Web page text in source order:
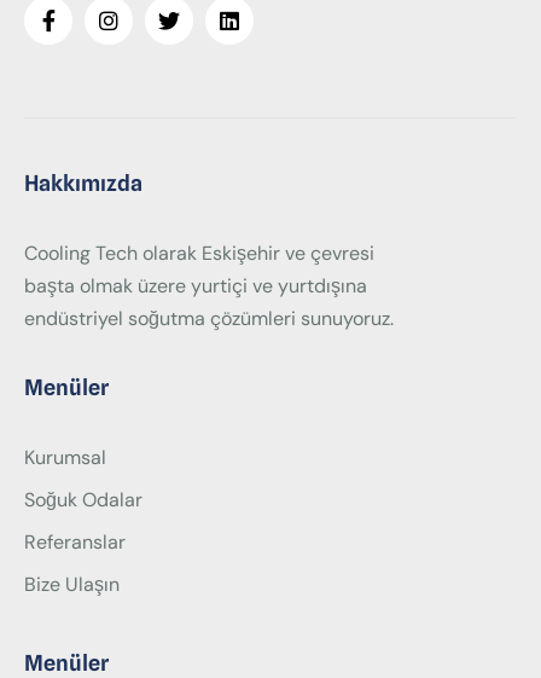
Hakkımızda
Cooling Tech olarak Eskişehir ve çevresi
başta olmak üzere yurtiçi ve yurtdışına
endüstriyel soğutma çözümleri sunuyoruz.
Menüler
Kurumsal
Soğuk Odalar
Referanslar
Bize Ulaşın
Menüler